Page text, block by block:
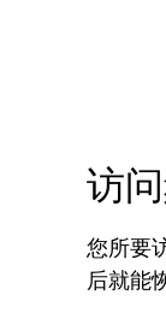
访
您所要
后就能